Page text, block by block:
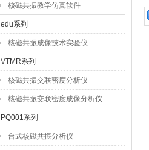
核磁共振教学仿真软件
edu系列
核磁共振成像技术实验仪
VTMR系列
核磁共振交联密度分析仪
核磁共振交联密度成像分析仪
PQ001系列
台式核磁共振分析仪